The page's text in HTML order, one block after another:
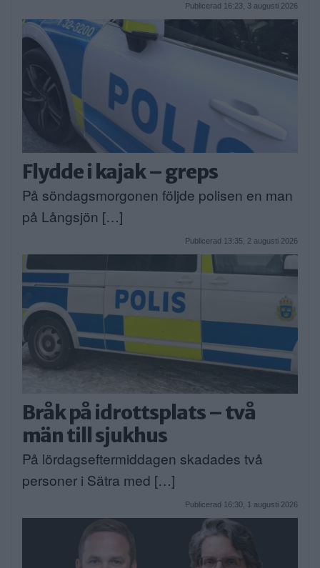
Publicerad 16:23, 3 augusti 2026
Flydde i kajak – greps
På söndagsmorgonen följde polisen en man
på Långsjön […]
Publicerad 13:35, 2 augusti 2026
Bråk på idrottsplats – två
män till sjukhus
På lördagseftermiddagen skadades två
personer i Sätra med […]
Publicerad 16:30, 1 augusti 2026